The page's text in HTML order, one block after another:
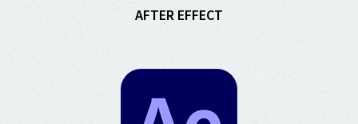
AFTER EFFECT